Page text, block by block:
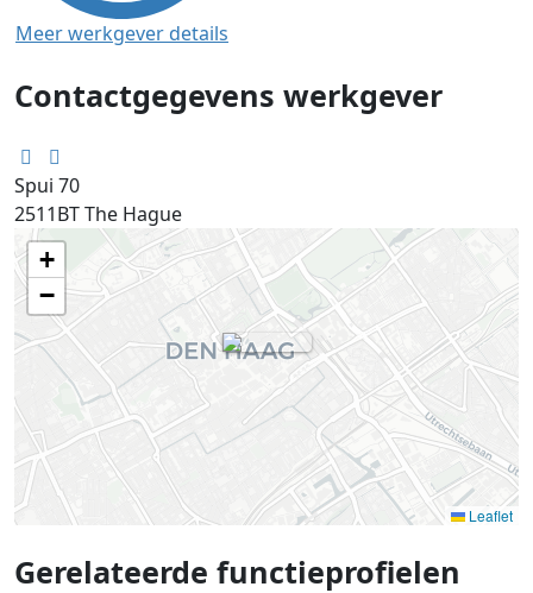
Meer werkgever details
Contactgegevens werkgever
Spui 70
2511BTThe Hague
+
−
Leaflet
Gerelateerde functieprofielen